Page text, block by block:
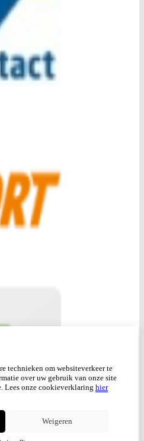
technieken om websiteverkeer te
over uw gebruik van onze site
Lees onze cookieverklaring hier
Weigeren